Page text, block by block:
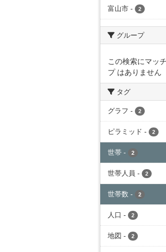
富山市 - 2
グループ
この検索にマッ
プ はありません
タグ
グラフ - 2
ピラミッド - 2
世帯 - 2
世帯人員 - 2
世帯数 - 2
人口 - 2
地図 - 2